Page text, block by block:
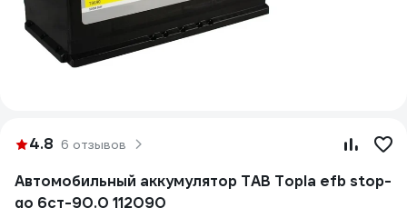
4.8 6 отзывов
Автомобильный аккумулятор TAB Topla efb stop-
go 6ст-90.0 112090